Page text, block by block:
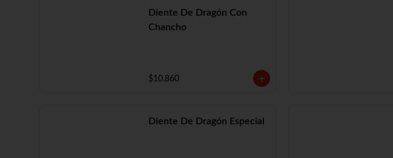
Diente De Dragón Con
Chancho
$10.860
Diente De Dragón Especial